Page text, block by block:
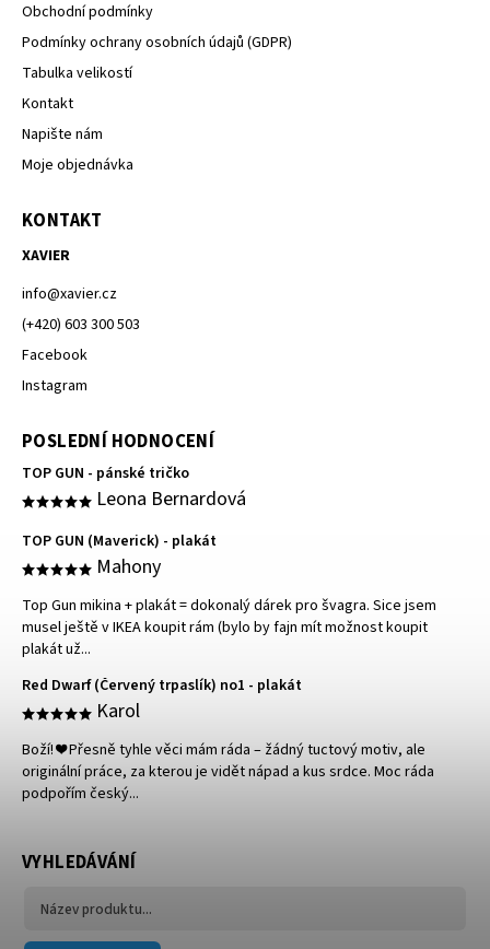
Obchodní podmínky
Podmínky ochrany osobních údajů (GDPR)
Tabulka velikostí
Kontakt
Napište nám
Moje objednávka
KONTAKT
XAVIER
info@xavier.cz
(+420) 603 300 503
Facebook
Instagram
POSLEDNÍ HODNOCENÍ
TOP GUN - pánské tričko
Leona Bernardová
TOP GUN (Maverick) - plakát
Mahony
Top Gun mikina + plakát = dokonalý dárek pro švagra. Sice jsem
musel ještě v IKEA koupit rám (bylo by fajn mít možnost koupit
plakát už...
Red Dwarf (Červený trpaslík) no1 - plakát
Karol
Boží! ❤️ Přesně tyhle věci mám ráda – žádný tuctový motiv, ale
originální práce, za kterou je vidět nápad a kus srdce. Moc ráda
podpořím český...
VYHLEDÁVÁNÍ